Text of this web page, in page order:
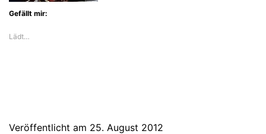
Gefällt mir:
Lädt…
Veröffentlicht am 25. August 2012